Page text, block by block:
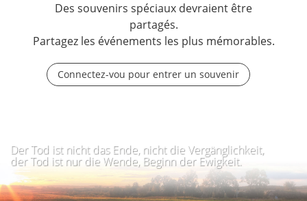
Des souvenirs spéciaux devraient être
partagés.
Partagez les événements les plus mémorables.
Connectez-vou pour entrer un souvenir
Der Tod ist nicht das Ende, nicht die Vergänglichkeit,
der Tod ist nur die Wende, Beginn der Ewigkeit.